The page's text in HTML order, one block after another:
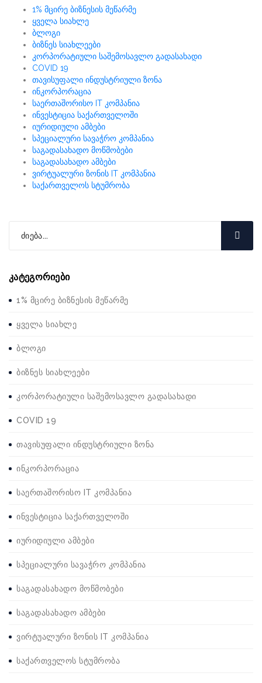
1% მცირე ბიზნესის მეწარმე
ყველა სიახლე
ბლოგი
ბიზნეს სიახლეები
კორპორატიული საშემოსავლო გადასახადი
COVID 19
თავისუფალი ინდუსტრიული ზონა
ინკორპორაცია
საერთაშორისო IT კომპანია
ინვესტიცია საქართველოში
იურიდიული ამბები
სპეციალური სავაჭრო კომპანია
საგადასახადო მოწმობები
საგადასახადო ამბები
ვირტუალური ზონის IT კომპანია
საქართველოს სტუმრობა
კატეგორიები
1% მცირე ბიზნესის მეწარმე
ყველა სიახლე
ბლოგი
ბიზნეს სიახლეები
კორპორატიული საშემოსავლო გადასახადი
COVID 19
თავისუფალი ინდუსტრიული ზონა
ინკორპორაცია
საერთაშორისო IT კომპანია
ინვესტიცია საქართველოში
იურიდიული ამბები
სპეციალური სავაჭრო კომპანია
საგადასახადო მოწმობები
საგადასახადო ამბები
ვირტუალური ზონის IT კომპანია
საქართველოს სტუმრობა